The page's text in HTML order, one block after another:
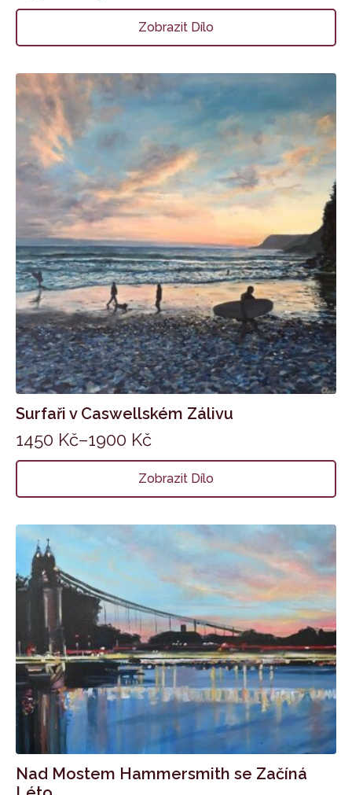
Zobrazit Dílo
Surfaři v Caswellském Zálivu
1450 Kč–1900 Kč
Zobrazit Dílo
Nad Mostem Hammersmith se Začíná